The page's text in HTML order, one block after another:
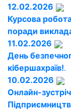
12.02.2026
Курсова
поради
11.02.2026
День
кібершахраїв!.
10.02.2026
Онлайн-